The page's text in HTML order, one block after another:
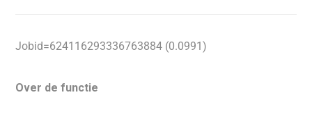
Jobid=624116293336763884 (0.0991)
Over de functie